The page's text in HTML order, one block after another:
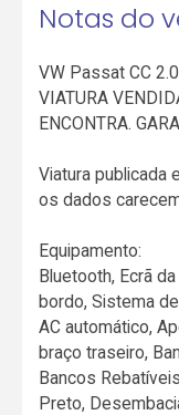
Notas do
VW Passat CC
VIATURA
ENCONTRA.
Viatura publicada
os dados
Equipamento:
Bluetooth, Ecrã
bordo, Sistema
AC automático,
braço traseiro,
Bancos
Preto,